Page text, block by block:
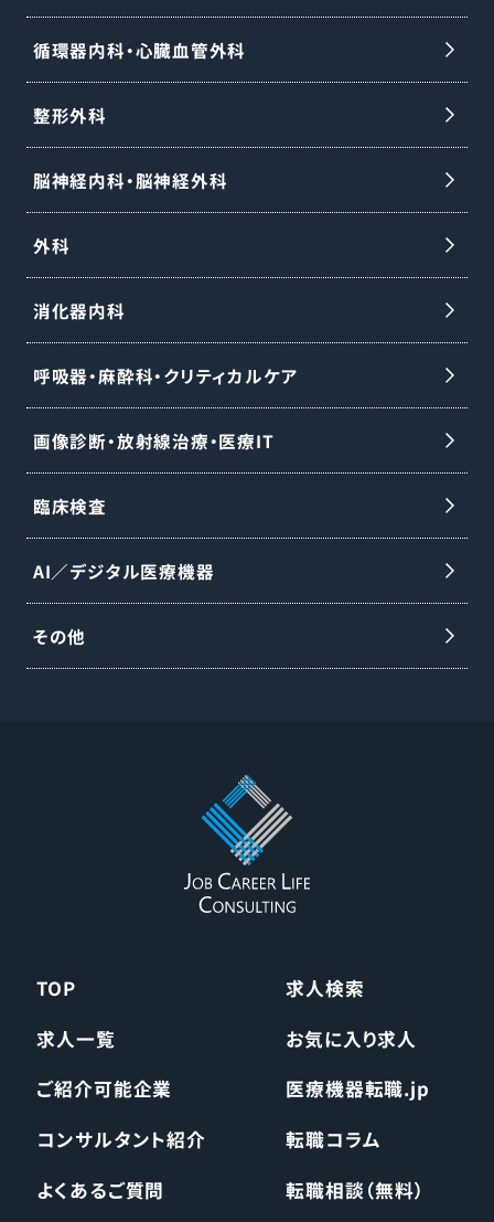
循環器内科・心臓血管外科
整形外科
脳神経内科・脳神経外科
外科
消化器内科
呼吸器・麻酔科・クリティカルケア
画像診断・放射線治療・医療IT
臨床検査
AI／デジタル医療機器
その他
TOP
求人検索
求人一覧
お気に入り求人
ご紹介可能企業
医療機器転職.jp
コンサルタント紹介
転職コラム
よくあるご質問
転職相談（無料）